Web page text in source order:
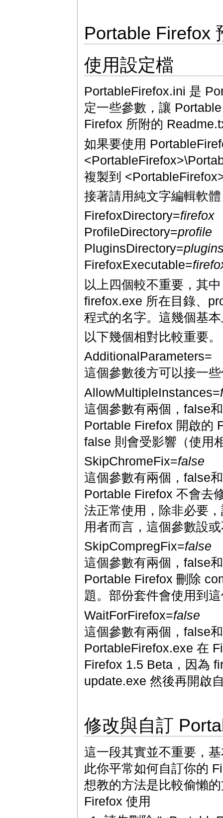
Portable Firefox
使用設定檔
PortableFirefox.ini 是
定一些參數，讓
Firefox 所附的
如果要使用
複製到
接著請用純文字編輯軟
FirefoxDirectory=firefox
ProfileDirectory=profile
PluginsDirectory=
FirefoxExecutable=
以上四個較不重要，其
firefox.exe 所在目錄、
程式的名字。這幾個基
以下幾個相對比較重要。
AdditionalParameters=
這個參數後方可以接一
AllowMultipleInstances=
這個參數有兩個，false
Portable Firefox 開啟的
false 則會受影響（使用
SkipChromeFix=false
這個參數有兩個，false
Portable Firefox 不會去
法正常使用，除非必要
用者而言，這個參數設
SkipCompregFix=false
這個參數有兩個，false
Portable Firefox 刪除
題。部份套件會使用到
WaitForFirefox=false
這個參數有兩個，false
PortableFirefox.exe 在
Firefox 1.5 Beta，因為
update.exe 然後再開啟
修改與自訂
這一段其實並不重要，
此你平常如何自訂你的
想教的方法是比較偷懶
Firefox 使用